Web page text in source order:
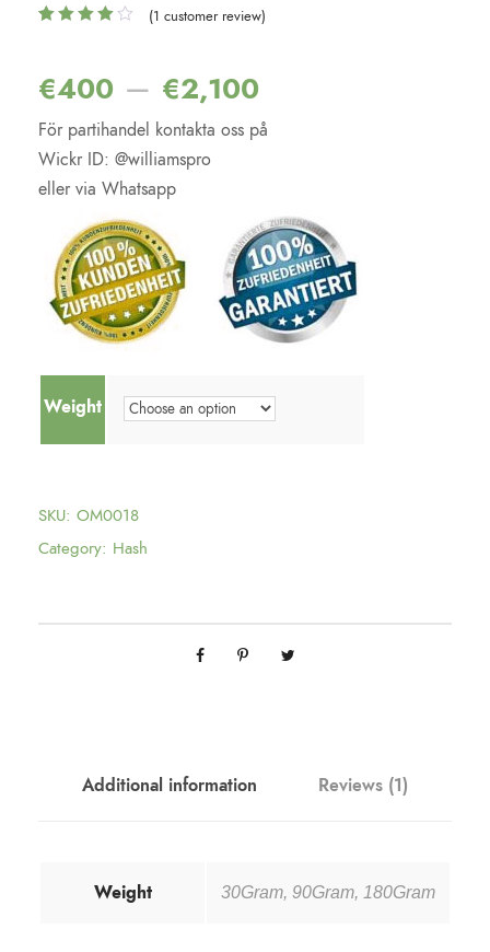
customer
rating
(1 customer review)
€400 – €2,100
För partihandel kontakta oss på
Wickr ID: @williamspro
eller via Whatsapp
Weight
SKU: OM0018
Category: Hash
Additional information Reviews (1)
Weight 30Gram, 90Gram, 180Gram